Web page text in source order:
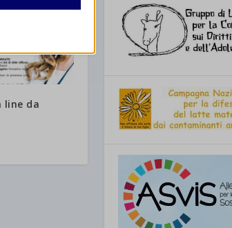
line da
nelle altre